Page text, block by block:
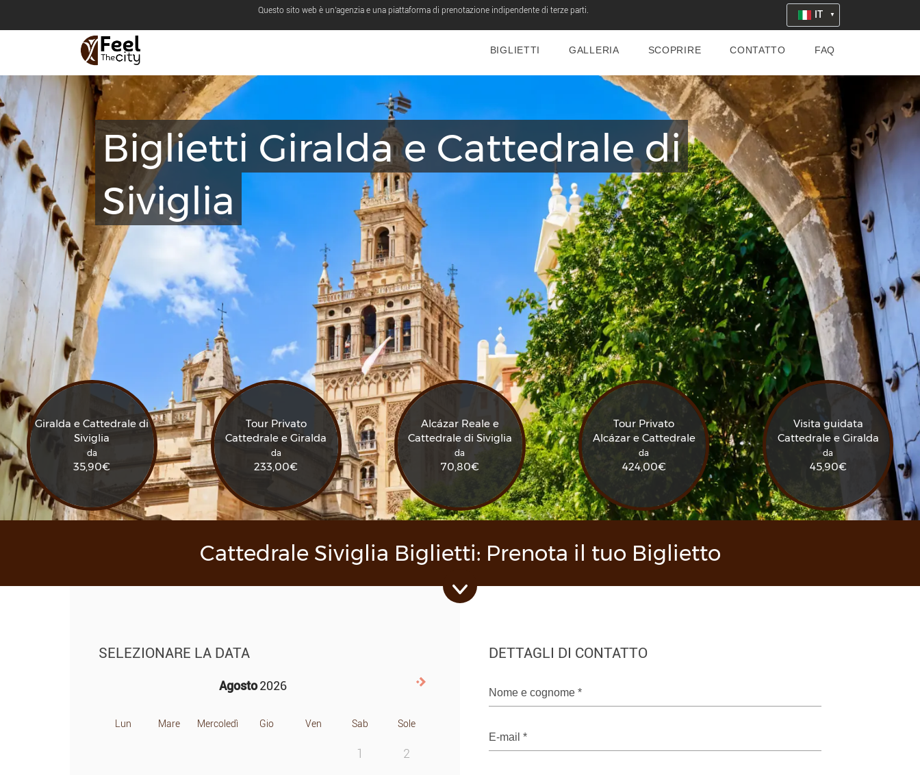
Questo sito web è un'agenzia e una piattaforma di prenotazione indipendente di terze parti. IT
BIGLIETTI GALLERIA SCOPRIRE CONTATTO FAQ
Biglietti Giralda e Cattedrale di
Siviglia
Giralda e Cattedrale di
Siviglia
da
35,90€
Tour Privato
Cattedrale e Giralda
da
233,00€
Alcázar Reale e
Cattedrale di Siviglia
da
70,80€
Tour Privato
Alcázar e Cattedrale
da
424,00€
Visita guidata
Cattedrale e Giralda
da
45,90€
Cattedrale Siviglia Biglietti: Prenota il tuo Biglietto
SELEZIONARE LA DATA
Agosto2026
Lun Mare Mercoledì Gio Ven Sab Sole
1 2
DETTAGLI DI CONTATTO
Nome e cognome *
E-mail *